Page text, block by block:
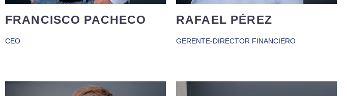
FRANCISCO PACHECO
CEO
RAFAEL PÉREZ
GERENTE-DIRECTOR FINANCIERO